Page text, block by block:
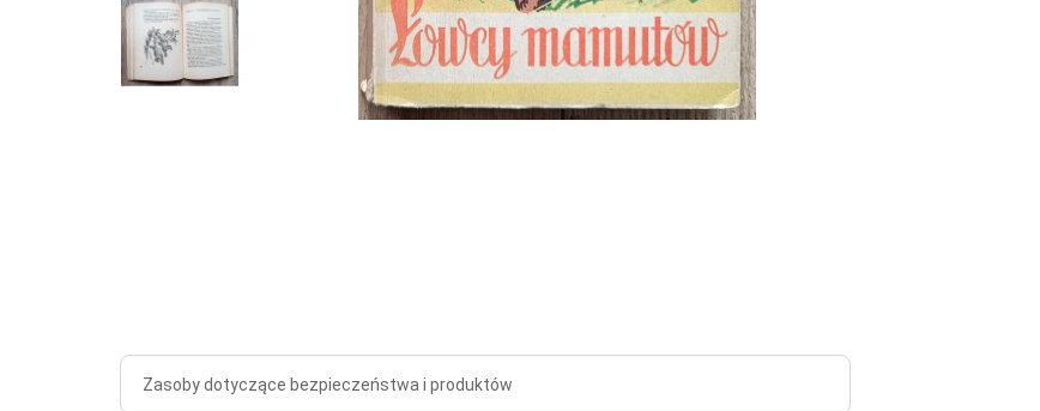
Zasoby dotyczące bezpieczeństwa i produktów